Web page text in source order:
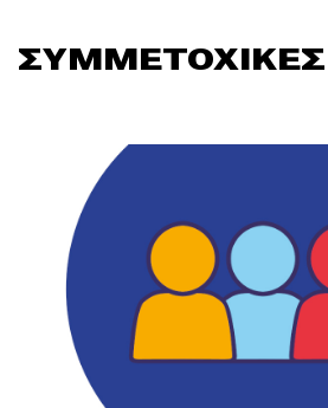
ΣΥΜΜΕΤΟΧΙΚΕΣ